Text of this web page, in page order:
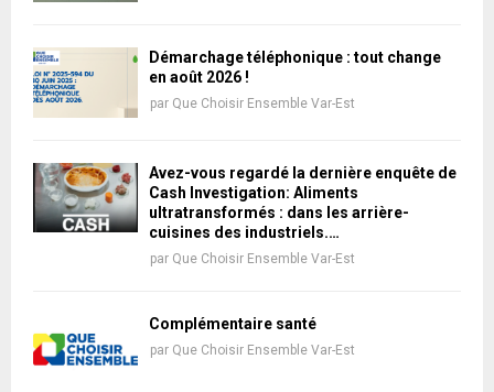
Démarchage téléphonique : tout change
en août 2026 !
par Que Choisir Ensemble Var-Est
Avez-vous regardé la dernière enquête de
Cash Investigation: Aliments
ultratransformés : dans les arrière-
cuisines des industriels.…
par Que Choisir Ensemble Var-Est
Complémentaire santé
par Que Choisir Ensemble Var-Est